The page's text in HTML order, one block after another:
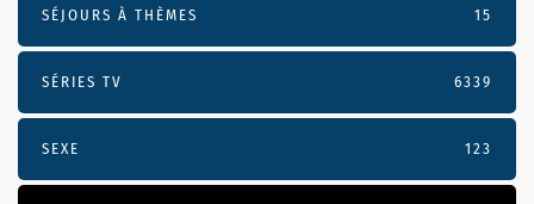
SÉJOURS À THÈMES 15
SÉRIES TV 6339
SEXE 123